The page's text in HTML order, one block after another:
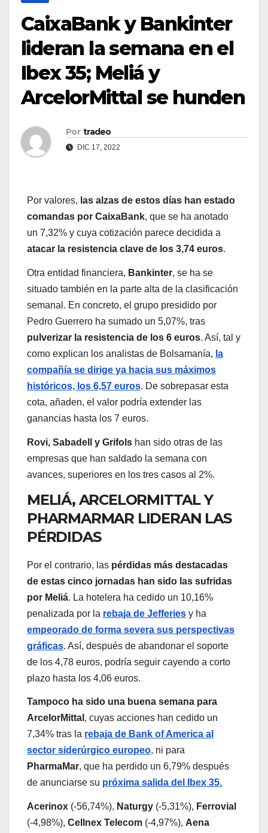
CaixaBank y Bankinter
lideran la semana en el
Ibex 35; Meliá y
ArcelorMittal se hunden
Por tradeo
DIC 17, 2022
Por valores, las alzas de estos días han estado
comandas por CaixaBank, que se ha anotado
un 7,32% y cuya cotización parece decidida a
atacar la resistencia clave de los 3,74 euros.
Otra entidad financiera, Bankinter, se ha se
situado también en la parte alta de la clasificación
semanal. En concreto, el grupo presidido por
Pedro Guerrero ha sumado un 5,07%, tras
pulverizar la resistencia de los 6 euros. Así, tal y
como explican los analistas de Bolsamanía, la
compañía se dirige ya hacia sus máximos
históricos, los 6,57 euros. De sobrepasar esta
cota, añaden, el valor podría extender las
ganancias hasta los 7 euros.
Rovi, Sabadell y Grifols han sido otras de las
empresas que han saldado la semana con
avances, superiores en los tres casos al 2%.
MELIÁ, ARCELORMITTAL Y
PHARMARMAR LIDERAN LAS
PÉRDIDAS
Por el contrario, las pérdidas más destacadas
de estas cinco jornadas han sido las sufridas
por Meliá. La hotelera ha cedido un 10,16%
penalizada por la rebaja de Jefferies y ha
empeorado de forma severa sus perspectivas
gráficas. Así, después de abandonar el soporte
de los 4,78 euros, podría seguir cayendo a corto
plazo hasta los 4,06 euros.
Tampoco ha sido una buena semana para
ArcelorMittal , cuyas acciones han cedido un
7,34% tras la rebaja de Bank of America al
sector siderúrgico europeo, ni para
PharmaMar, que ha perdido un 6,79% después
de anunciarse su próxima salida del Ibex 35.
Acerinox (-56,74%), Naturgy (-5,31%), Ferrovial
(-4,98%), Cellnex Telecom (-4,97%), Aena